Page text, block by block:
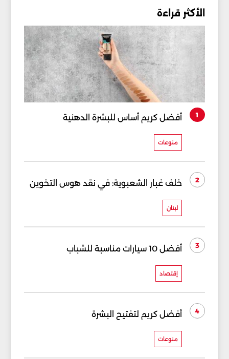
الأكثر قراءة
1 أفضل كريم أساس للبشرة الدهنية
منوعات
2 خلف غبار الشعبوية: في نقد هوس التخوين
لبنان
3 أفضل 10 سيارات مناسبة للشباب
إقتصاد
4 أفضل كريم لتفتيح البشرة
منوعات